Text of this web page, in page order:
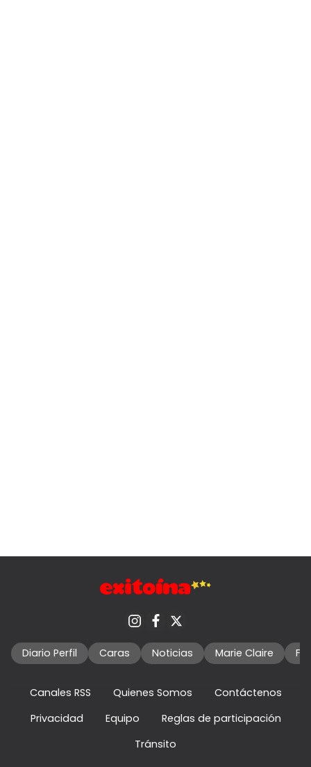
Diario Perfil Caras Noticias Marie Claire
Canales RSS Quienes Somos
Contáctenos
Privacidad
Equipo
Reglas de participación
Tránsito